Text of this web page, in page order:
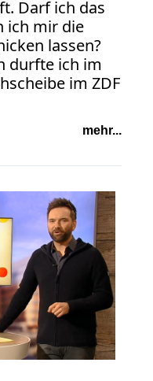
Darf ich das
ich mir die
lassen?
durfte ich im
im ZDF
mehr...